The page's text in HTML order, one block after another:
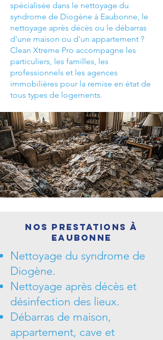
spécialisée dans le nettoyage du
syndrome de Diogène à Eaubonne, le
nettoyage après décès ou le débarras
d'une maison ou d'un appartement ?
Clean Xtreme Pro accompagne les
particuliers, les familles, les
professionnels et les agences
immobilières pour la remise en état de
tous types de logements.
Nos prestations à
Eaubonne
Nettoyage du syndrome de
Diogène.
Nettoyage après décès et
désinfection des lieux.
Débarras de maison,
appartement, cave et